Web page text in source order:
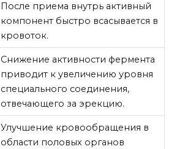
После приема внутрь активный
компонент быстро всасывается в
кровоток.
Снижение активности фермента
приводит к увеличению уровня
специального соединения,
отвечающего за эрекцию.
Улучшение кровообращения в
области половых органов